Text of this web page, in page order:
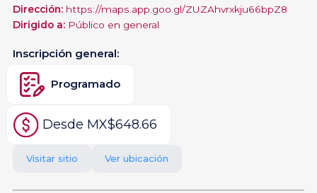
Dirección: https://maps.app.goo.gl/ZUZAhvrxkju66bpZ8
Dirigido a: Público en general
Inscripción general:
Programado
Desde MX$648.66
Visitar sitio Ver ubicación